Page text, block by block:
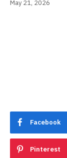
May 21, 2026
Facebook
Pinterest